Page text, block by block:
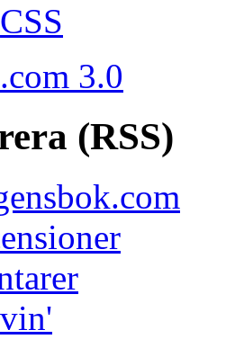
CSS
3.0
(RSS)